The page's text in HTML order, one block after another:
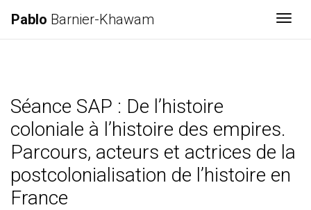
Pablo Barnier-Khawam
Séance SAP : De l’histoire
coloniale à l’histoire des empires.
Parcours, acteurs et actrices de la
postcolonialisation de l’histoire en
France